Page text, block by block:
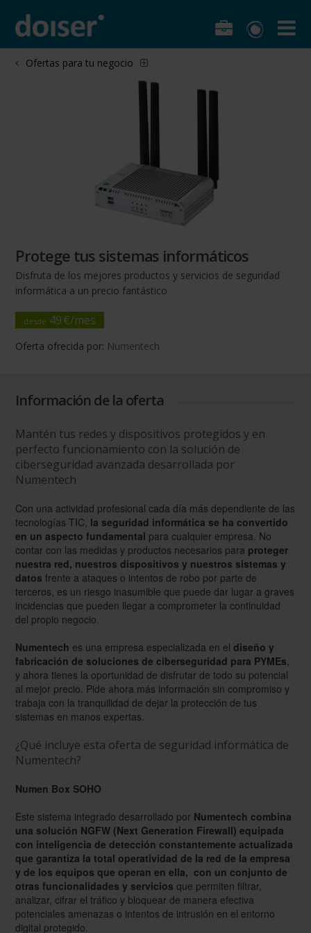
Ofertas para tu negocio
Protege tus sistemas informáticos
Disfruta de los mejores productos y servicios de seguridad
informática a un precio fantástico
desde 49€/mes
Oferta ofrecida por: Numentech
Información de la oferta
Mantén tus redes y dispositivos protegidos y en
perfecto funcionamiento con la solución de
ciberseguridad avanzada desarrollada por
Numentech
Con una actividad profesional cada día más dependiente de las
tecnologías TIC, la seguridad informática se ha convertido
en un aspecto fundamental para cualquier empresa. No
contar con las medidas y productos necesarios para proteger
nuestra red, nuestros dispositivos y nuestros sistemas y
datos frente a ataques o intentos de robo por parte de
terceros, es un riesgo inasumible que puede dar lugar a graves
incidencias que pueden llegar a comprometer la continuidad
del propio negocio.
Numentech es una empresa especializada en eldiseño y
fabricación de soluciones de ciberseguridad para PYMEs
y ahora tienes la oportunidad de disfrutar de todo su potencial
al mejor precio. Pide ahora más información sin compromiso y
trabaja con la tranquilidad de dejar la protección de tus
sistemas en manos expertas.
¿Qué incluye esta oferta de seguridad informática de
Numentech?
Numen Box SOHO
Este sistema integrado desarrollado por Numentech combina
una solución NGFW (Next Generation Firewall) equipada
con inteligencia de detección constantemente actualizada
que garantiza la total operatividad de la red de la empresa
y de los equipos que operan en ella, con un conjunto de
otras funcionalidades y servicios que permiten filtrar,
analizar, cifrar el tráfico y bloquear de manera efectiva
potenciales amenazas o intentos de intrusión en el entorno
digital protegido.